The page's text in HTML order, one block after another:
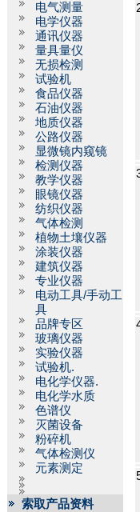
电气测量
电学仪器
通讯仪器
量具量仪
无损检测
试验机
食品仪器
石油仪器
地质仪器
公路仪器
显微镜内窥镜
检测仪器
教学仪器
眼镜仪器
纺织仪器
气体检测
植物土壤仪器
涂装仪器
建筑仪器
专业仪器
电动工具/手动工
具
品牌专区
玻璃仪器
实验仪器
试验机.
电化学仪器.
电化学水质
色谱仪
灭菌设备
粉碎机
气体检测仪
元素测定
索取产品资料